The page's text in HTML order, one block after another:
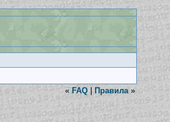
« FAQ | Правила »